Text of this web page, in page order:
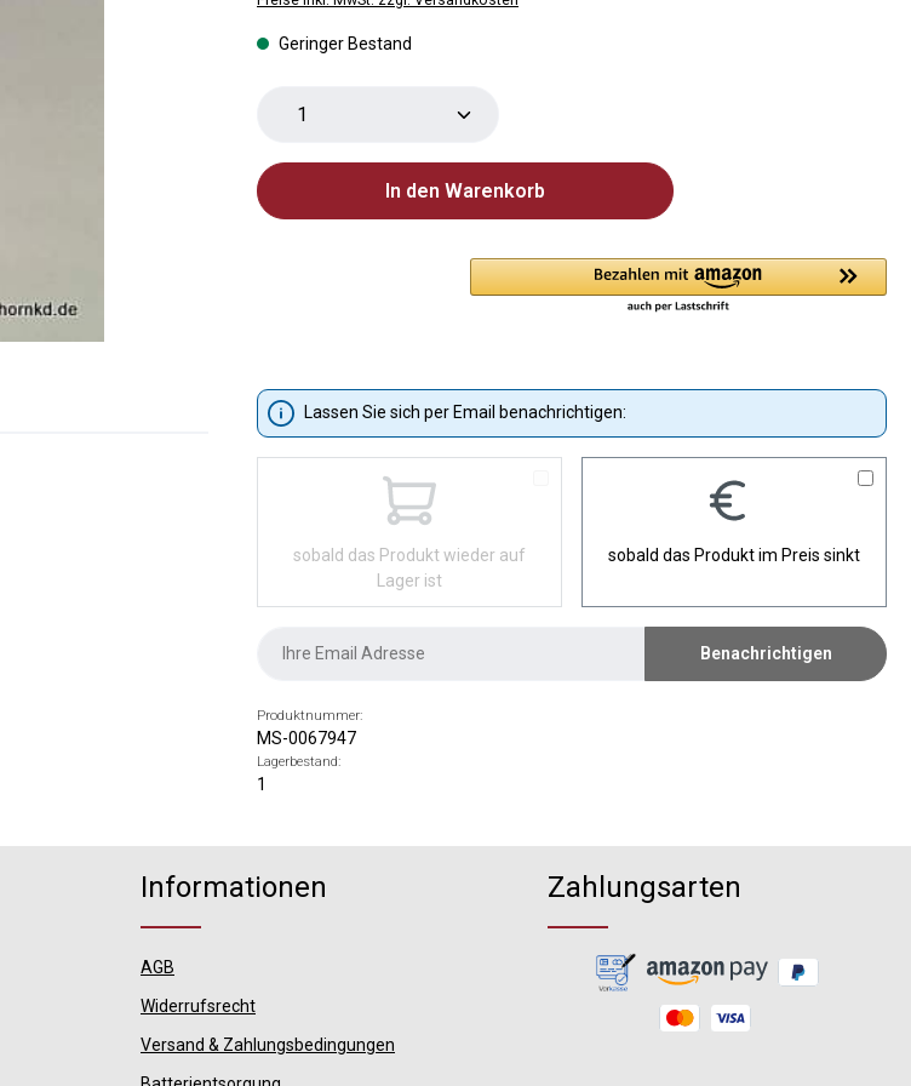
Geringer Bestand
Produkt Anzahl: Gib den gewünschten Wert ein
In den Warenkorb
Lassen Sie sich per Email benachrichtigen:
sobald das Produkt wieder auf
Lager ist
sobald das Produkt im Preis sinkt
Benachrichtigen
Produktnummer:
MS-0067947
Lagerbestand:
1
Informationen
AGB
Widerrufsrecht
Versand & Zahlungsbedingungen
Zahlungsarten